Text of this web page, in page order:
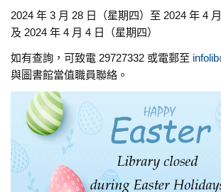
2024 年 3 月 28 日（星期四）至 2024 年 4
及 2024 年 4 月 4 日（星期四）
如有查詢，可致電 29727332 或電郵至
與圖書館當值職員聯絡。